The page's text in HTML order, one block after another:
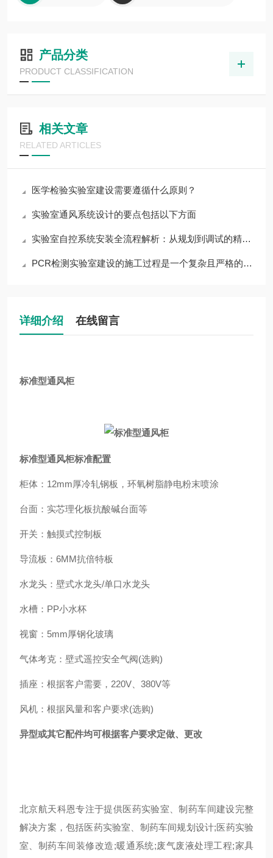
产品分类
PRODUCT CLASSIFICATION
相关文章
RELATED ARTICLES
医学检验实验室建设需要遵循什么原则？
实验室通风系统设计的要点包括以下方面
实验室自控系统安装全流程解析：从规划到调试的精细化管理
PCR检测实验室建设的施工过程是一个复杂且严格的过程
详细介绍 在线留言
标准型通风柜
标准型通风柜标准配置
柜体：12mm厚冷轧钢板，环氧树脂静电粉末喷涂
台面：实芯理化板抗酸碱台面等
开关：触摸式控制板
导流板：6MM抗倍特板
水龙头：壁式水龙头/单口水龙头
水槽：PP小水杯
视窗：5mm厚钢化玻璃
气体考克：壁式遥控安全气阀(选购)
插座：根据客户需要，220V、380V等
风机：根据风量和客户要求(选购)
异型或其它配件均可根据客户要求定做、更改
北京航天科恩专注于提供医药实验室、制药车间建设完整
解决方案，包括医药实验室、制药车间规划设计;医药实验
室、制药车间装修改造;暖通系统;废气废液处理工程;家具